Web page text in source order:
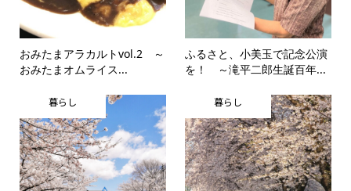
おみたまアラカルトvol.2 ～
おみたまオムライス...
ふるさと、小美玉で記念公演
を！ ～滝平二郎生誕百年...
暮らし 暮らし